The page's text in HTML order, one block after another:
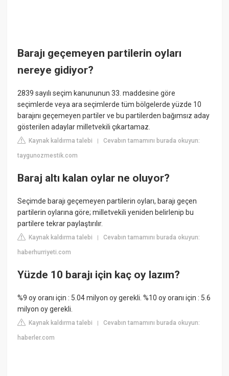
Barajı geçemeyen partilerin oyları
nereye gidiyor?
2839 sayılı seçim kanununun 33. maddesine göre
seçimlerde veya ara seçimlerde tüm bölgelerde yüzde 10
barajını geçemeyen partiler ve bu partilerden bağımsız aday
gösterilen adaylar milletvekili çıkartamaz.
Kaynak kaldırma talebi |Cevabın tamamını burada okuyun:
taygunozmestik.com
Baraj altı kalan oylar ne oluyor?
Seçimde barajı geçemeyen partilerin oyları, barajı geçen
partilerin oylarına göre; milletvekili yeniden belirlenip bu
partilere tekrar paylaştırılır.
Kaynak kaldırma talebi |Cevabın tamamını burada okuyun:
haberhurriyeti.com
Yüzde 10 barajı için kaç oy lazım?
%9 oy oranı için : 5.04 milyon oy gerekli. %10 oy oranı için : 5.6
milyon oy gerekli.
Kaynak kaldırma talebi |Cevabın tamamını burada okuyun:
haberler.com